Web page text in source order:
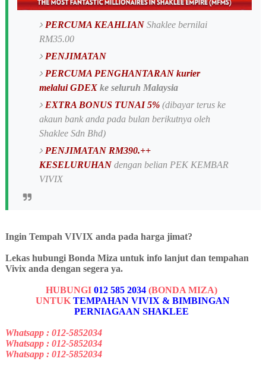
PERCUMA KEAHLIAN Shaklee bernilai
RM35.00
PENJIMATAN
PERCUMA PENGHANTARAN kurier
melalui GDEXke seluruh Malaysia
EXTRA BONUS TUNAI 5% (dibayar terus ke
akaun bank anda pada bulan berikutnya oleh
Shaklee Sdn Bhd)
PENJIMATAN RM390.++
KESELURUHAN dengan belian PEK KEMBAR
VIVIX
Ingin Tempah VIVIX anda pada harga jimat?
Lekas hubungi Bonda Miza untuk info lanjut dan tempahan
Vivix anda dengan segera ya.
HUBUNGI012 585 2034 (BONDA MIZA)
UNTUKTEMPAHAN VIVIX & BIMBINGAN
PERNIAGAANSHAKLEE
Whatsapp : 012-5852034
Whatsapp : 012-5852034
Whatsapp : 012-5852034